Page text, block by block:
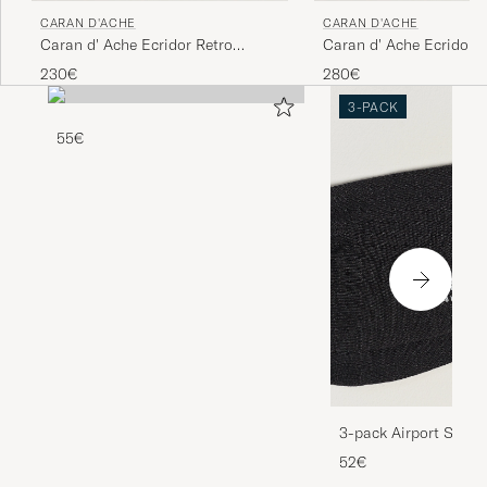
CARAN D'ACHE
Caran d' Ache Ecridor Retro
Rollerball Pen Platinum Coated
230€
CARAN D'ACHE
Caran d' Ache Ecridor
Fountain Pen Platinum
280€
55€
3-PACK
3-pack Airport
Melange
52€